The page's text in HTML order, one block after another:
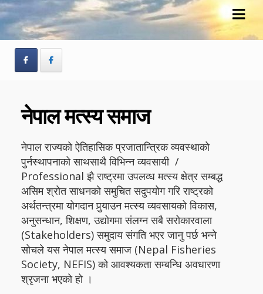
Skip
to
navigation
Skip
to
content
नेपाल मत्स्य समाज
नेपाल राज्यको ऐतिहासिक प्रजातान्त्रिक व्यवस्थाको
पुर्नस्थापनाको साथसाथै विभिन्न व्यवसायी /
Professional झै राष्ट्रमा उपलव्ध मत्स्य क्षेत्र सम्बद्ध
असिम श्रोत साधनको समुचित सदुपयोग गरि राष्ट्रको
अर्थतन्त्रमा योगदान पुर्‍याउन मत्स्य व्यवसायको विकास,
अनुसन्धान, शिक्षण, उद्योगमा संलग्न सबै सरोकारवाला
(Stakeholders) समुदाय संगति भएर जानु पर्छ भन्ने
सोचले यस नेपाल मत्स्य समाज (Nepal Fisheries
Society, NEFIS) को आवश्यकता सम्बन्धि अवधारणा
श्रृजना भएको हो ।